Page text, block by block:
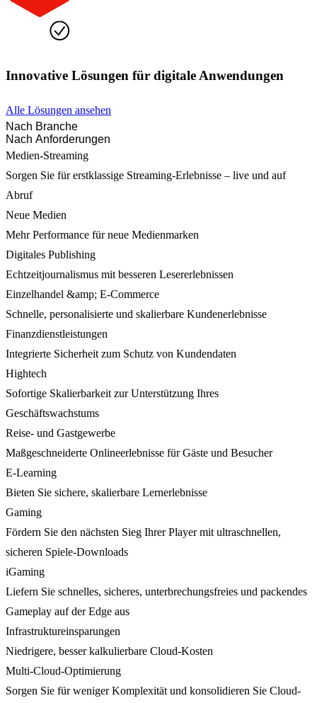
Innovative Lösungen für digitale Anwendungen
Alle Lösungen ansehen
Nach Branche
Nach Anforderungen
Medien-Streaming
Sorgen Sie für erstklassige Streaming-Erlebnisse – live und auf
Abruf
Neue Medien
Mehr Performance für neue Medienmarken
Digitales Publishing
Echtzeitjournalismus mit besseren Lesererlebnissen
Einzelhandel &amp; E-Commerce
Schnelle, personalisierte und skalierbare Kundenerlebnisse
Finanzdienstleistungen
Integrierte Sicherheit zum Schutz von Kundendaten
Hightech
Sofortige Skalierbarkeit zur Unterstützung Ihres
Geschäftswachstums
Reise- und Gastgewerbe
Maßgeschneiderte Onlineerlebnisse für Gäste und Besucher
E-Learning
Bieten Sie sichere, skalierbare Lernerlebnisse
Gaming
Fördern Sie den nächsten Sieg Ihrer Player mit ultraschnellen,
sicheren Spiele-Downloads
iGaming
Liefern Sie schnelles, sicheres, unterbrechungsfreies und packendes
Gameplay auf der Edge aus
Infrastruktureinsparungen
Niedrigere, besser kalkulierbare Cloud-Kosten
Multi-Cloud-Optimierung
Sorgen Sie für weniger Komplexität und konsolidieren Sie Cloud-